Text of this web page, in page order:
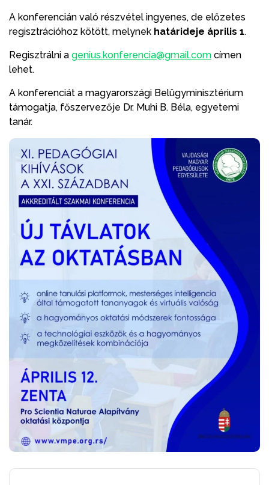
A konferencián való részvétel ingyenes, de előzetes
regisztrációhoz kötött, melynek határideje április 1.
Regisztrálni a genius.konferencia@gmail.com címen
lehet.
A konferenciát a magyarországi Belügyminisztérium
támogatja, főszervezője Dr. Muhi B. Béla, egyetemi
tanár.